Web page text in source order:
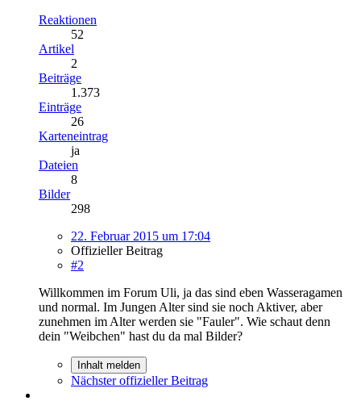
Reaktionen
52
Artikel
2
Beiträge
1.373
Einträge
26
Karteneintrag
ja
Dateien
8
Bilder
298
22. Februar 2015 um 17:04
Offizieller Beitrag
#2
Willkommen im Forum Uli, ja das sind eben Wasseragamen
und normal. Im Jungen Alter sind sie noch Aktiver, aber
zunehmen im Alter werden sie "Fauler". Wie schaut denn
dein "Weibchen" hast du da mal Bilder?
Inhalt melden
Nächster offizieller Beitrag